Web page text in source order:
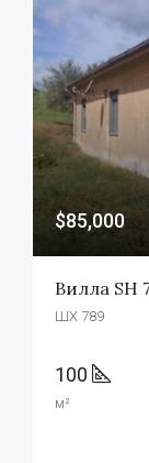
$85,000
Вилла SH
ШХ 789
100
м²